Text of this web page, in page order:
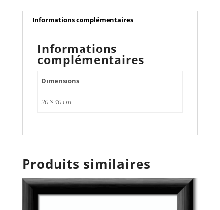
Informations complémentaires
Informations
complémentaires
Dimensions
30 × 40 cm
Produits similaires